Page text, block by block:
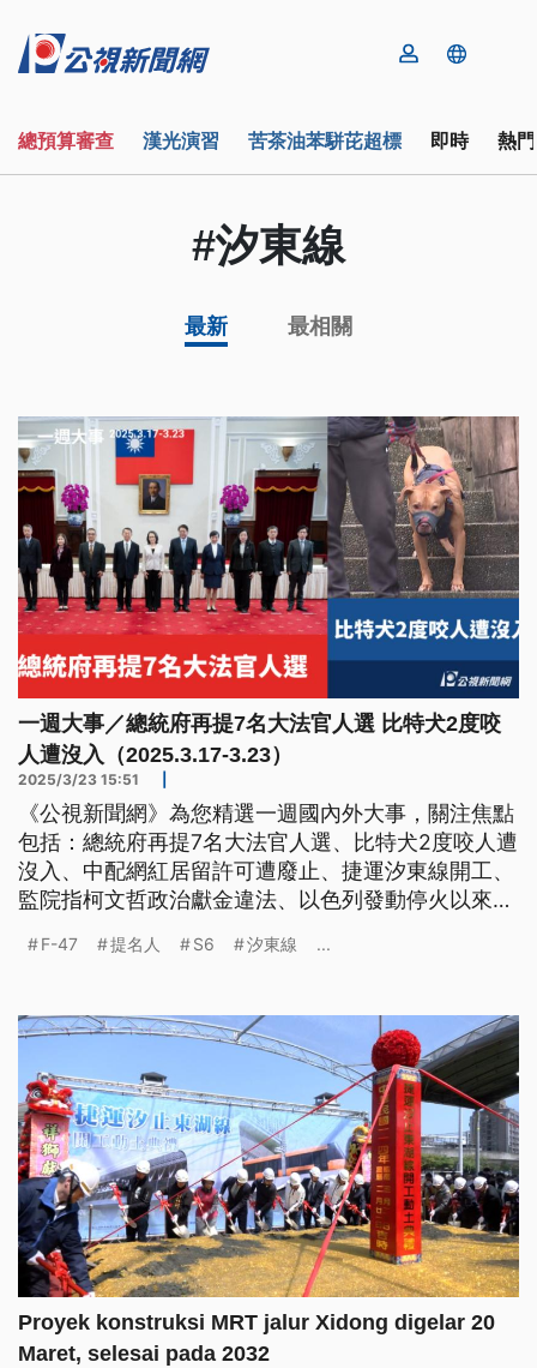
總預算審查 漢光演習 苦茶油苯駢芘超標 即時 熱
#汐東線
最新 最相關
一週大事／總統府再提7名大法官人選 比特犬2度咬
人遭沒入（2025.3.17-3.23）
2025/3/23 15:51
《公視新聞網》為您精選一週國內外大事，關注焦點
包括：總統府再提7名大法官人選、比特犬2度咬人遭
沒入、中配網紅居留許可遭廢止、捷運汐東線開工、
監院指柯文哲政治獻金違法、以色列發動停火以來最
F-47 提名人 S6 汐東線 ...
Proyek konstruksi MRT jalur Xidong digelar 20
Maret, selesai pada 2032